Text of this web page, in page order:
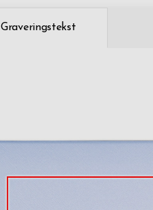
Graveringstekst